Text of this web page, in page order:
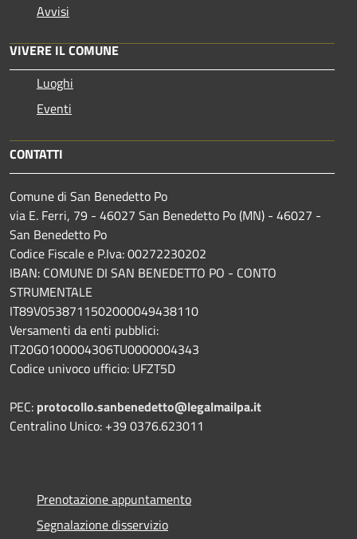
Avvisi
VIVERE IL COMUNE
Luoghi
Eventi
CONTATTI
Comune di San Benedetto Po
via E. Ferri, 79 - 46027 San Benedetto Po (MN) - 46027 -
San Benedetto Po
Codice Fiscale e P.Iva: 00272230202
IBAN: COMUNE DI SAN BENEDETTO PO - CONTO
STRUMENTALE
IT89V0538711502000049438110
Versamenti da enti pubblici:
IT20G0100004306TU0000004343
Codice univoco ufficio: UFZT5D
PEC: protocollo.sanbenedetto@legalmailpa.it
Centralino Unico: +39 0376.623011
Prenotazione appuntamento
Segnalazione disservizio